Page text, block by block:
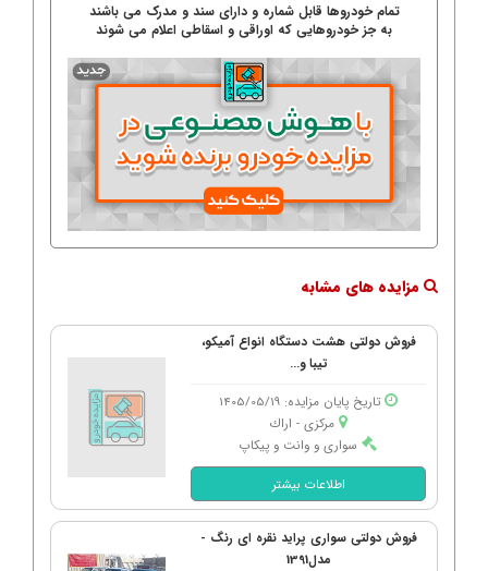
تمام خودروها قابل شماره و دارای سند و مدرک می باشند
به جز خودروهایی که اوراقی و اسقاطی اعلام می شوند
مزایده های مشابه
فروش دولتی هشت دستگاه انواع آمیکو،
تیبا و...
تاریخ پایان مزایده: 1405/05/19
مرکزی - اراك
سواری و وانت و پیکاپ
اطلاعات بیشتر
فروش دولتی سواری پراید نقره ای رنگ -
مدل1391